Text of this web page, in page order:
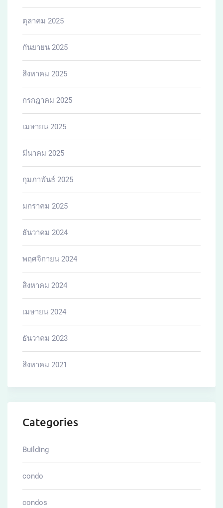
ตุลาคม 2025
กันยายน 2025
สิงหาคม 2025
กรกฎาคม 2025
เมษายน 2025
มีนาคม 2025
กุมภาพันธ์ 2025
มกราคม 2025
ธันวาคม 2024
พฤศจิกายน 2024
สิงหาคม 2024
เมษายน 2024
ธันวาคม 2023
สิงหาคม 2021
Categories
Building
condo
condos